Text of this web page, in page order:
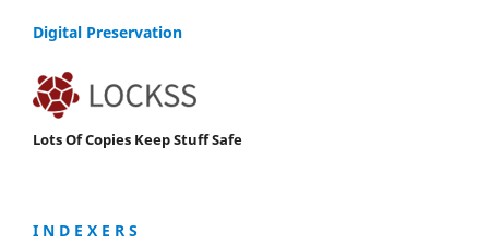
Digital Preservation
Lots Of Copies Keep Stuff Safe
I N D E X E R S